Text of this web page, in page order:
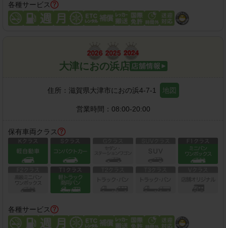
各種サービス
大津におの浜店
住所： 滋賀県大津市におの浜4-7-1 地図
営業時間： 08:00-20:00
保有車両クラス
各種サービス